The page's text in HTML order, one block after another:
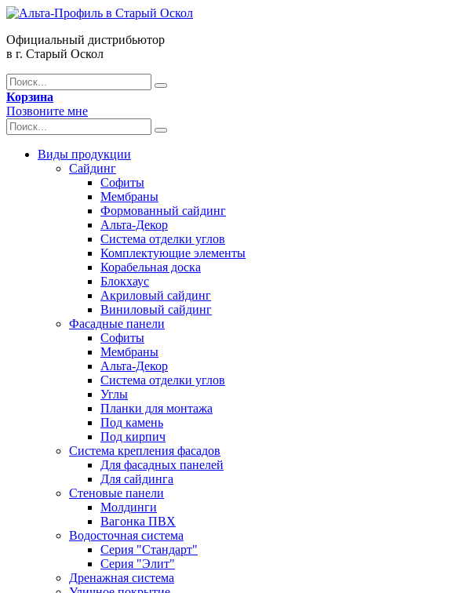
Официальный дистрибьютор
в г. Старый Оскол
Корзина
Позвоните мне
Виды продукции
Сайдинг
Софиты
Мембраны
Формованный сайдинг
Альта-Декор
Система отделки углов
Комплектующие элементы
Корабельная доска
Блокхаус
Акриловый сайдинг
Виниловый сайдинг
Фасадные панели
Софиты
Мембраны
Альта-Декор
Система отделки углов
Углы
Планки для монтажа
Под камень
Под кирпич
Система крепления фасадов
Для фасадных панелей
Для сайдинга
Стеновые панели
Молдинги
Вагонка ПВХ
Водосточная система
Серия "Стандарт"
Серия "Элит"
Дренажная система